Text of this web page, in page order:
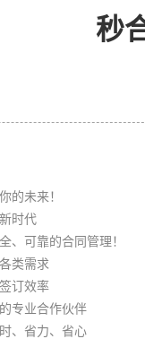
秒
的未来！
时代
、可靠的合同管理！
类需求
订效率
专业合作伙伴
、省力、省心